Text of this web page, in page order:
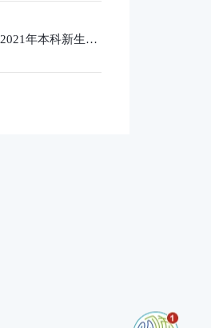
2021年本科新生芝